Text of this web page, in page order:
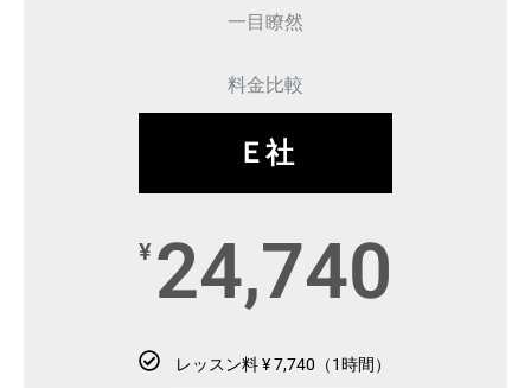
一目瞭然
料金比較
Ｅ社
¥ 24,740
レッスン料 ¥ 7,740（1時間）